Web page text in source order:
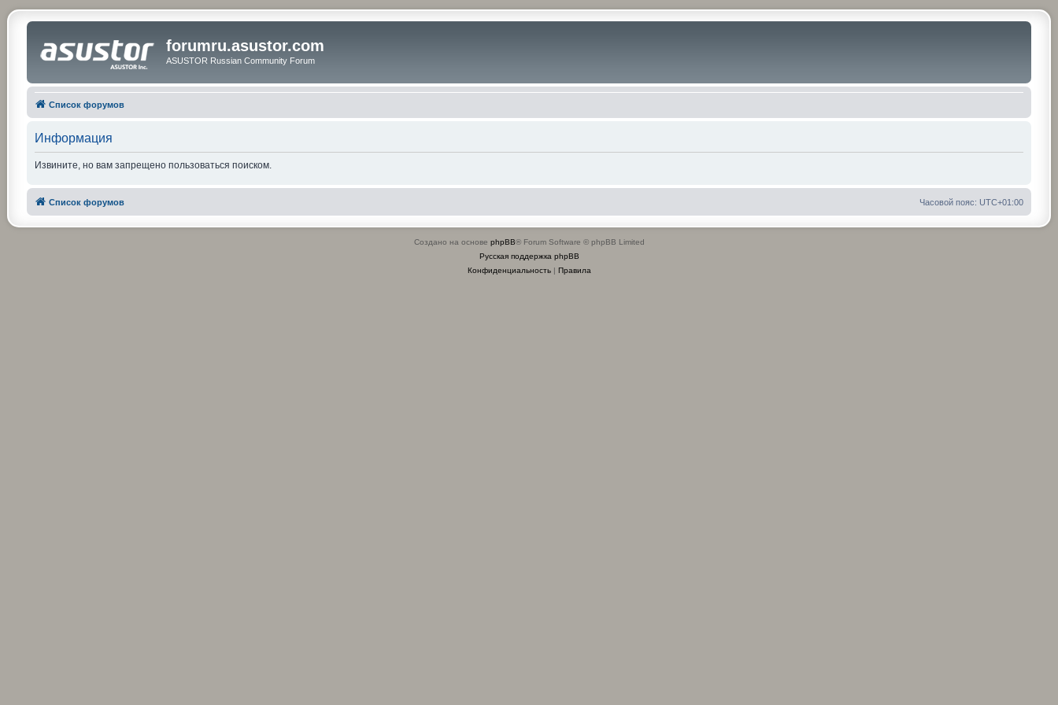
forumru.asustor.com
ASUSTOR Russian Community Forum
Список форумов
Информация
Извините, но вам запрещено пользоваться поиском.
Список форумов Часовой пояс: UTC+01:00
Создано на основе phpBB® Forum Software © phpBB Limited
Русская поддержка phpBB
Конфиденциальность| Правила